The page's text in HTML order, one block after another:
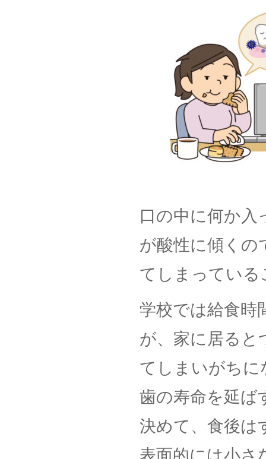
口の中に何か入
が酸性に傾くの
てしまってい
学校では給食時
が、家に居ると
てしまいがちに
歯の寿命を延ば
決めて、食後は
表面的には小さ